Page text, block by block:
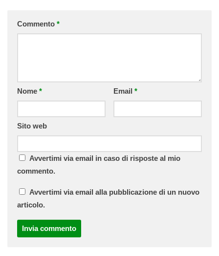
Commento *
Nome * Email *
Sito web
Avvertimi via email in caso di risposte al mio
commento.
Avvertimi via email alla pubblicazione di un nuovo
articolo.